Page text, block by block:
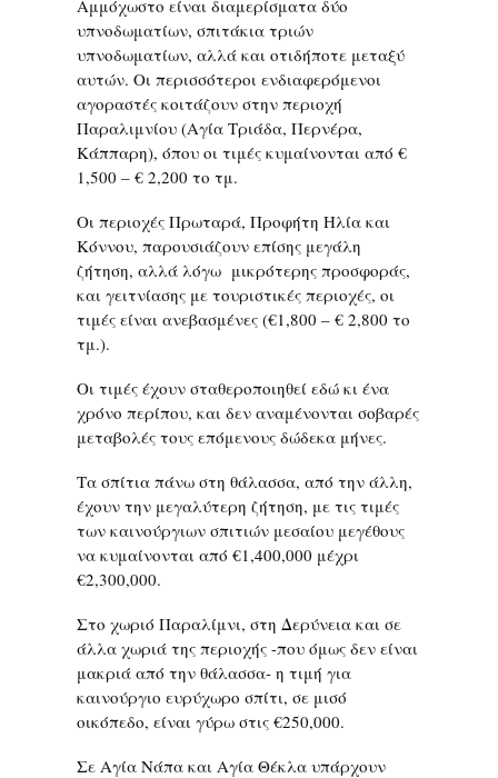
Αμμόχωστο είναι διαμερίσματα δύο
υπνοδωματίων, σπιτάκια τριών
υπνοδωματίων, αλλά και οτιδήποτε μεταξύ
αυτών. Οι περισσότεροι ενδιαφερόμενοι
αγοραστές κοιτάζουν στην περιοχή
Παραλιμνίου (Αγία Τριάδα, Περνέρα,
Κάππαρη), όπου οι τιμές κυμαίνονται από €
1,500 – € 2,200 το τμ.
Οι περιοχές Πρωταρά, Προφήτη Ηλία και
Κόννου, παρουσιάζουν επίσης μεγάλη
ζήτηση, αλλά λόγω μικρότερης προσφοράς,
και γειτνίασης με τουριστικές περιοχές, οι
τιμές είναι ανεβασμένες (€1,800 – € 2,800 το
τμ.).
Οι τιμές έχουν σταθεροποιηθεί εδώ κι ένα
χρόνο περίπου, και δεν αναμένονται σοβαρές
μεταβολές τους επόμενους δώδεκα μήνες.
Τα σπίτια πάνω στη θάλασσα, από την άλλη,
έχουν την μεγαλύτερη ζήτηση, με τις τιμές
των καινούργιων σπιτιών μεσαίου μεγέθους
να κυμαίνονται από €1,400,000 μέχρι
€2,300,000.
Στο χωριό Παραλίμνι, στη Δερύνεια και σε
άλλα χωριά της περιοχής -που όμως δεν είναι
μακριά από την θάλασσα- η τιμή για
καινούργιο ευρύχωρο σπίτι, σε μισό
οικόπεδο, είναι γύρω στις €250,000.
Σε Αγία Νάπα και Αγία Θέκλα υπάρχουν